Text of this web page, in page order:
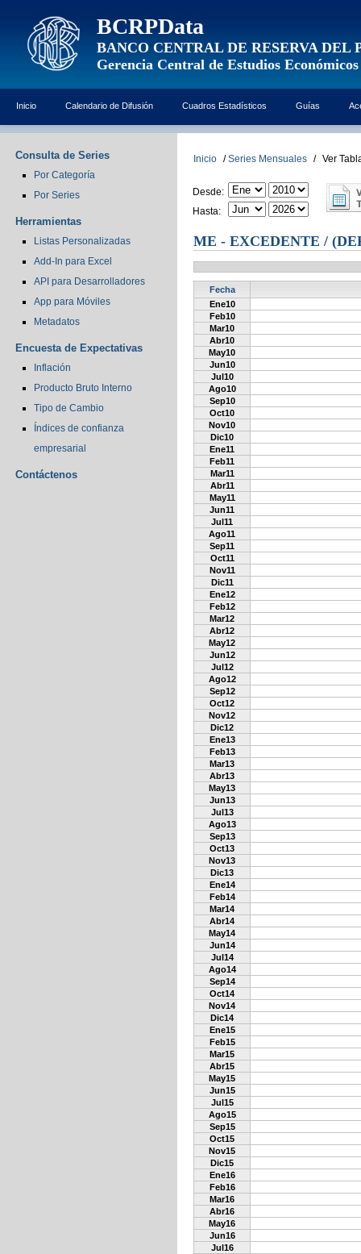
BCRPData
BANCO CENTRAL DE RESERVA DEL
Gerencia Central de Estudios Económicos
Inicio Calendario de Difusión Cuadros Estadísticos Guías
Consulta de Series
Por Categoría
Por Series
Herramientas
Listas Personalizadas
Add-In para Excel
API para Desarrolladores
App para Móviles
Metadatos
Encuesta de Expectativas
Inflación
Producto Bruto Interno
Tipo de Cambio
Índices de confianza
empresarial
Contáctenos
Inicio / Series Mensuales / Ver
Desde:
Hasta:
ME - EXCEDENTE /
Fecha
Ene10
Feb10
Mar10
Abr10
May10
Jun10
Jul10
Ago10
Sep10
Oct10
Nov10
Dic10
Ene11
Feb11
Mar11
Abr11
May11
Jun11
Jul11
Ago11
Sep11
Oct11
Nov11
Dic11
Ene12
Feb12
Mar12
Abr12
May12
Jun12
Jul12
Ago12
Sep12
Oct12
Nov12
Dic12
Ene13
Feb13
Mar13
Abr13
May13
Jun13
Jul13
Ago13
Sep13
Oct13
Nov13
Dic13
Ene14
Feb14
Mar14
Abr14
May14
Jun14
Jul14
Ago14
Sep14
Oct14
Nov14
Dic14
Ene15
Feb15
Mar15
Abr15
May15
Jun15
Jul15
Ago15
Sep15
Oct15
Nov15
Dic15
Ene16
Feb16
Mar16
Abr16
May16
Jun16
Jul16